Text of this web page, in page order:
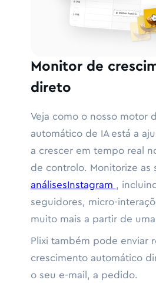
Monitor de
direto
Veja como o nosso motor
automático de IA está a
a crescer em tempo real
de controlo. Monitorize as
análisesInstagram ,
seguidores, micro-
muito mais a partir de
Plixi também pode enviar
crescimento automático
o seu e-mail, a pedido.